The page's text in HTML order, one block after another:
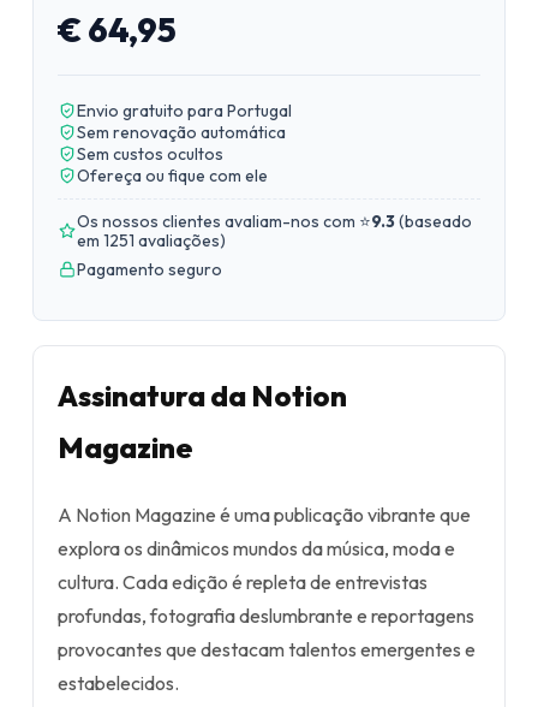
€ 64,95
Envio gratuito para Portugal
Sem renovação automática
Sem custos ocultos
Ofereça ou fique com ele
Os nossos clientes avaliam-nos com ⭐9.3(baseado
em 1251 avaliações)
Pagamento seguro
Assinatura da Notion
Magazine
A Notion Magazine é uma publicação vibrante que
explora os dinâmicos mundos da música, moda e
cultura. Cada edição é repleta de entrevistas
profundas, fotografia deslumbrante e reportagens
provocantes que destacam talentos emergentes e
estabelecidos.